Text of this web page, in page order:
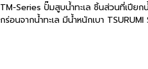
TM-Series ปั๊มสูบน้ำทะเล ชิ้นส่วนที่เปียก
กร่อนจากน้ำทะเล มีน้ำหนักเบา TSURUMI